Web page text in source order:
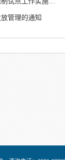
管理的通知